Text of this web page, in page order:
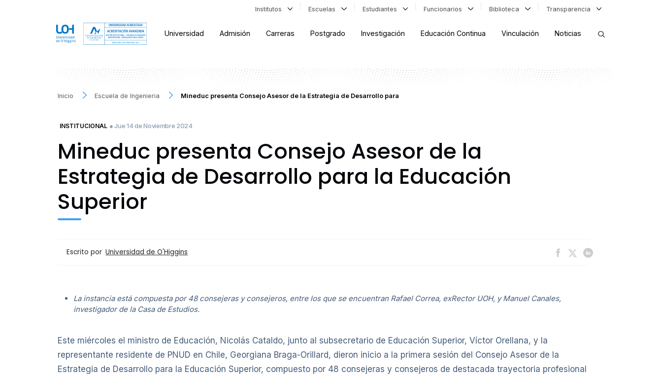
Institutos Escuelas Estudiantes Funcionarios Biblioteca Transparencia
Universidad Admisión Carreras Postgrado Investigación Educación Continua Vinculación Noticias
Inicio Escuela de Ingenieria Mineduc presenta Consejo Asesor de la Estrategia de Desarrollo para
INSTITUCIONAL ● Jue 14 de Noviembre 2024
Mineduc presenta Consejo Asesor de la
Estrategia de Desarrollo para la Educación
Superior
Escrito por Universidad de O'Higgins
La instancia está compuesta por 48 consejeras y consejeros, entre los que se encuentran Rafael Correa, exRector UOH, y Manuel Canales,
investigador de la Casa de Estudios.
Este miércoles el ministro de Educación, Nicolás Cataldo, junto al subsecretario de Educación Superior, Víctor Orellana, y la
representante residente de PNUD en Chile, Georgiana Braga-Orillard, dieron inicio a la primera sesión del Consejo Asesor de la
Estrategia de Desarrollo para la Educación Superior, compuesto por 48 consejeras y consejeros de destacada trayectoria profesional